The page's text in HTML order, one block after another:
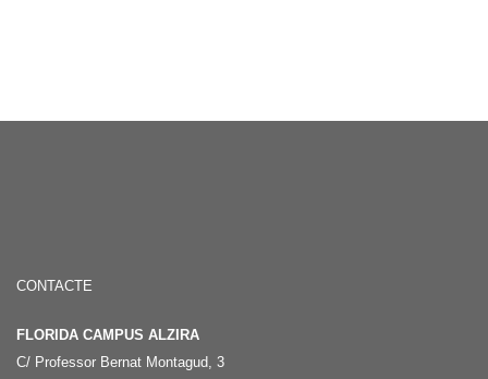
CONTACTE
FLORIDA CAMPUS ALZIRA
C/ Professor Bernat Montagud, 3